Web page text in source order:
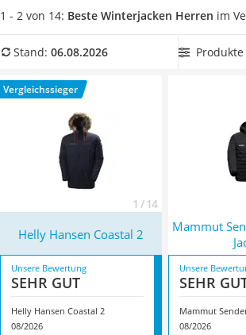
Motorradbrillen
Ausweishülle
Beheizbare Handschuhe
Gesundheitsschuhe
wärmenden Herren-Winterjacken unseres
mehr im Wege. Überzeugt hat uns hier im
Eigenschaften.
1 - 2 von 14: Beste Winterjacken Herren im
Stand: 06.08.2026
Vergleichssieger
1 / 14
Helly Hansen Coastal 2
Mammut
Unsere Bewertung
SEHR GUT
Helly Hansen Coastal 2
08/2026
Unsere
SEHR
08/2026